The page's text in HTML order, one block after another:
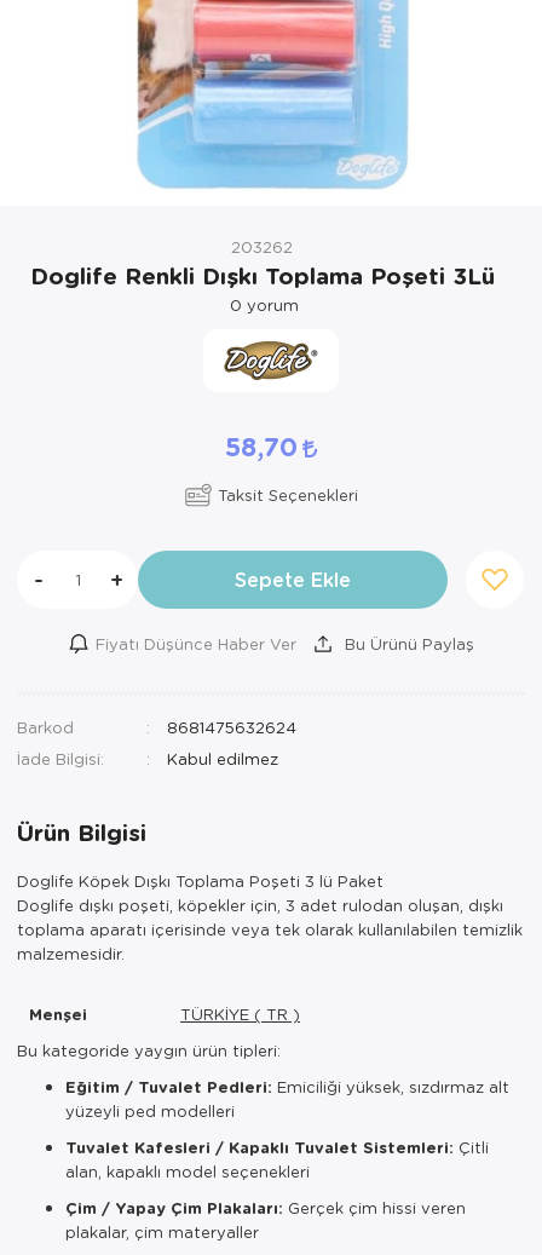
203262
Doglife Renkli Dışkı Toplama Poşeti 3Lü
0 yorum
58,70
Taksit Seçenekleri
- + Sepete Ekle
Fiyatı Düşünce Haber Ver Bu Ürünü Paylaş
Barkod
8681475632624
İade Bilgisi:
Ürün Bilgisi
Doglife Köpek Dışkı Toplama Poşeti 3 lü Paket
Doglife dışkı poşeti, köpekler için, 3 adet rulodan oluşan, dışkı
toplama aparatı içerisinde veya tek olarak kullanılabilen temizlik
malzemesidir.
Menşei
TÜRKİYE ( TR )
Bu kategoride yaygın ürün tipleri:
Eğitim / Tuvalet Pedleri: Emiciliği yüksek, sızdırmaz alt
yüzeyli ped modelleri
Tuvalet Kafesleri / Kapaklı Tuvalet Sistemleri: Çitli
alan, kapaklı model seçenekleri
Çim / Yapay Çim Plakaları: Gerçek çim hissi veren
plakalar, çim materyaller